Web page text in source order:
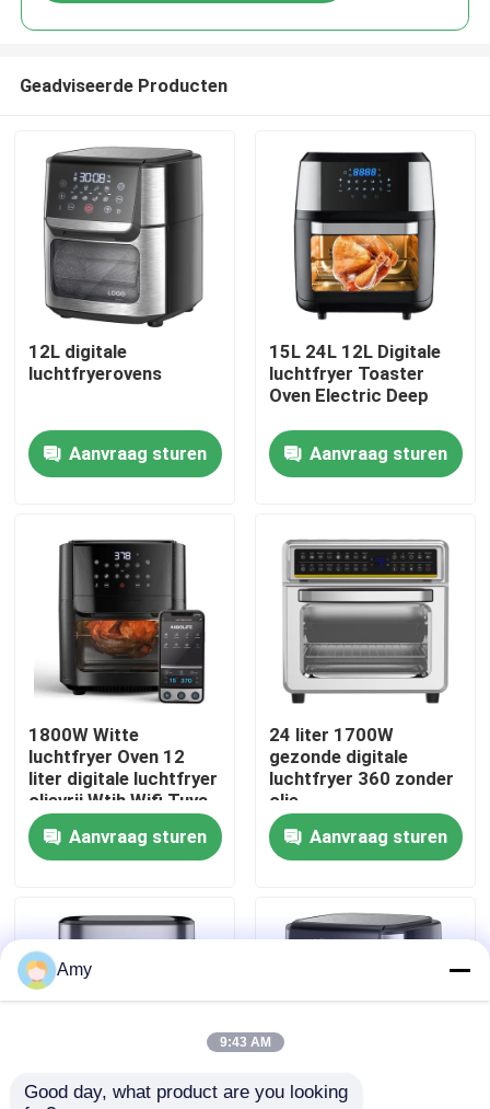
Thuis
Producten
Video's
Over ons
Fabriekstocht
Kwaliteitscontrole
Nieuws
Digitale luchtfryer
Geadviseerde Producten
12L digitale
luchtfryerovens
Aanvraag sturen
15L 24L 12L Digitale
luchtfryer Toaster
Oven Electric Deep
Aanvraag sturen
1800W Witte
luchtfryer Oven 12
liter digitale luchtfryer
olievrij Wtih Wifi Tuya
Aanvraag sturen
24 liter 1700W
gezonde digitale
luchtfryer 360 zonder
olie
Aanvraag sturen
Amy
9:43 AM
Good day, what product are you looking